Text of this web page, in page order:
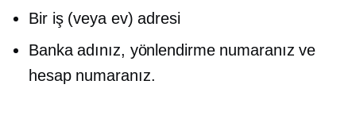
Bir iş (veya ev) adresi
Banka adınız, yönlendirme numaranız ve
hesap numaranız.